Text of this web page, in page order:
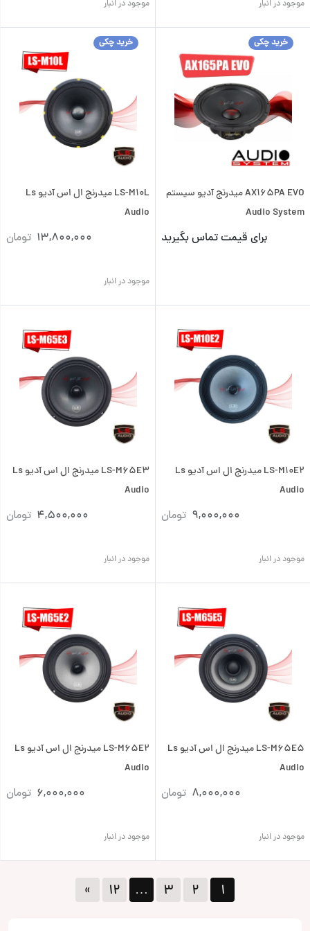
موجود در انبار موجود در انبار
خرید چکی
AX165PA EVO میدرنج آدیو سیستم
Audio System
برای قیمت تماس بگیرید
خرید چکی
LS-M10L میدرنج ال اس آدیو Ls
Audio
13,800,000 تومان
موجود در انبار
LS-M10E2 میدرنج ال اس آدیو Ls
Audio
9,000,000 تومان
موجود در انبار
LS-M65E3 میدرنج ال اس آدیو Ls
Audio
4,500,000 تومان
موجود در انبار
LS-M65E5 میدرنج ال اس آدیو Ls
Audio
8,000,000 تومان
موجود در انبار
LS-M65E2 میدرنج ال اس آدیو Ls
Audio
6,000,000 تومان
موجود در انبار
۱ ۲ ۳ … ۱۲ »